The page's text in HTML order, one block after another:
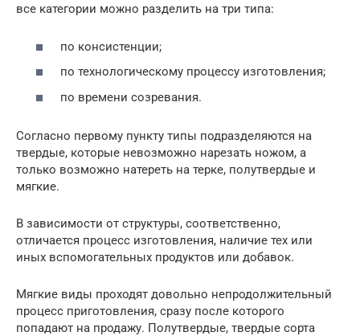
все категории можно разделить на три типа:
по консистенции;
по технологическому процессу изготовления;
по времени созревания.
Согласно первому пункту типы подразделяются на
твердые, которые невозможно нарезать ножом, а
только возможно натереть на терке, полутвердые и
мягкие.
В зависимости от структуры, соответственно,
отличается процесс изготовления, наличие тех или
иных вспомогательных продуктов или добавок.
Мягкие виды проходят довольно непродолжительный
процесс приготовления, сразу после которого
попадают на продажу. Полутвердые, твердые сорта